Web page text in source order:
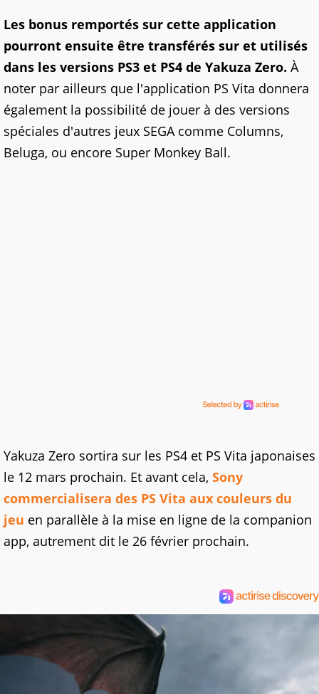
Les bonus remportés sur cette application
pourront ensuite être transférés sur et utilisés
dans les versions PS3 et PS4 de Yakuza Zero. À
noter par ailleurs que l'application PS Vita donnera
également la possibilité de jouer à des versions
spéciales d'autres jeux SEGA comme Columns,
Beluga, ou encore Super Monkey Ball.
Yakuza Zero sortira sur les PS4 et PS Vita japonaises
le 12 mars prochain. Et avant cela, Sony
commercialisera des PS Vita aux couleurs du
jeu en parallèle à la mise en ligne de la companion
app, autrement dit le 26 février prochain.